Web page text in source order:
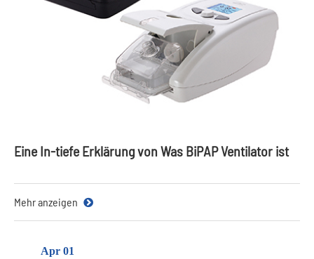
Eine In-tiefe Erklärung von Was BiPAP Ventilator ist
Mehr anzeigen
Apr 01